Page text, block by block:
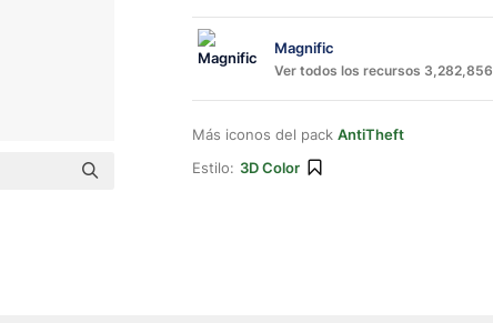
Magnific
Ver todos los recursos 3,282,856
Más iconos del pack AntiTheft
Estilo: 3D Color